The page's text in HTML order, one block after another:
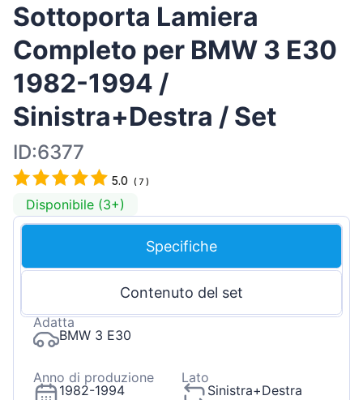
Sottoporta Lamiera
Completo per BMW 3 E30
1982-1994 /
Sinistra+Destra / Set
ID:6377
5.0 ( 7 )
Disponibile (3+)
Specifiche
Contenuto del set
Adatta
BMW 3 E30
Anno di produzione
1982-1994
Lato
Sinistra+Destra